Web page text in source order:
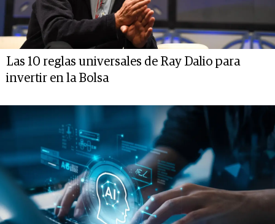
Las 10 reglas universales de Ray Dalio para
invertir en la Bolsa